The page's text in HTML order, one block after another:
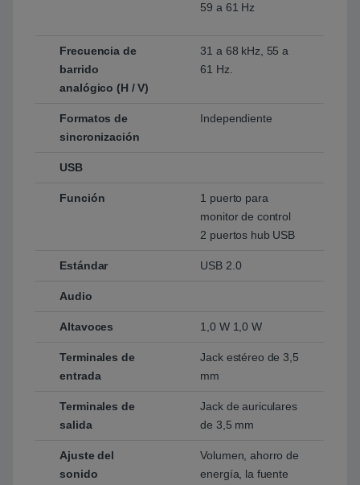
59 a 61 Hz
Frecuencia de
barrido
analógico (H / V)
31 a 68 kHz, 55 a
61 Hz.
Formatos de
sincronización
Independiente
USB
Función
1 puerto para
monitor de control
2 puertos hub USB
Estándar USB 2.0
Audio
Altavoces 1,0 W 1,0 W
Terminales de
entrada
Jack estéreo de 3,5
mm
Terminales de
salida
Jack de auriculares
de 3,5 mm
Ajuste del
sonido
Volumen, ahorro de
energía, la fuente